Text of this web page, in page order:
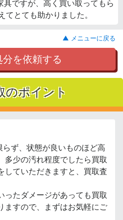
ですが、高く買い取ってもら
てとても助かりました。
▲ メニューに戻る
分を依頼する
のポイント
ず、状態が良いものほど高
多少の汚れ程度でしたら買取
していただきますと、買取査
ったダメージがあっても買取
ますので、まずはお気軽にご